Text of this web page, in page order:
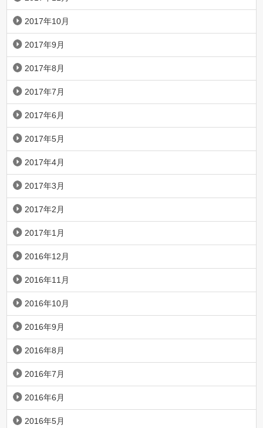
2017年10月
2017年9月
2017年8月
2017年7月
2017年6月
2017年5月
2017年4月
2017年3月
2017年2月
2017年1月
2016年12月
2016年11月
2016年10月
2016年9月
2016年8月
2016年7月
2016年6月
2016年5月